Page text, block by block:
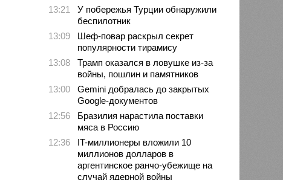
13:21
У побережья Турции обнаружили
беспилотник
13:09
Шеф-повар раскрыл секрет
популярности тирамису
13:08
Трамп оказался в ловушке из-за
войны, пошлин и памятников
13:00
Gemini добралась до закрытых
Google-документов
12:56
Бразилия нарастила поставки
мяса в Россию
12:36
IT-миллионеры вложили 10
миллионов долларов в
аргентинское ранчо-убежище на
случай ядерной войны